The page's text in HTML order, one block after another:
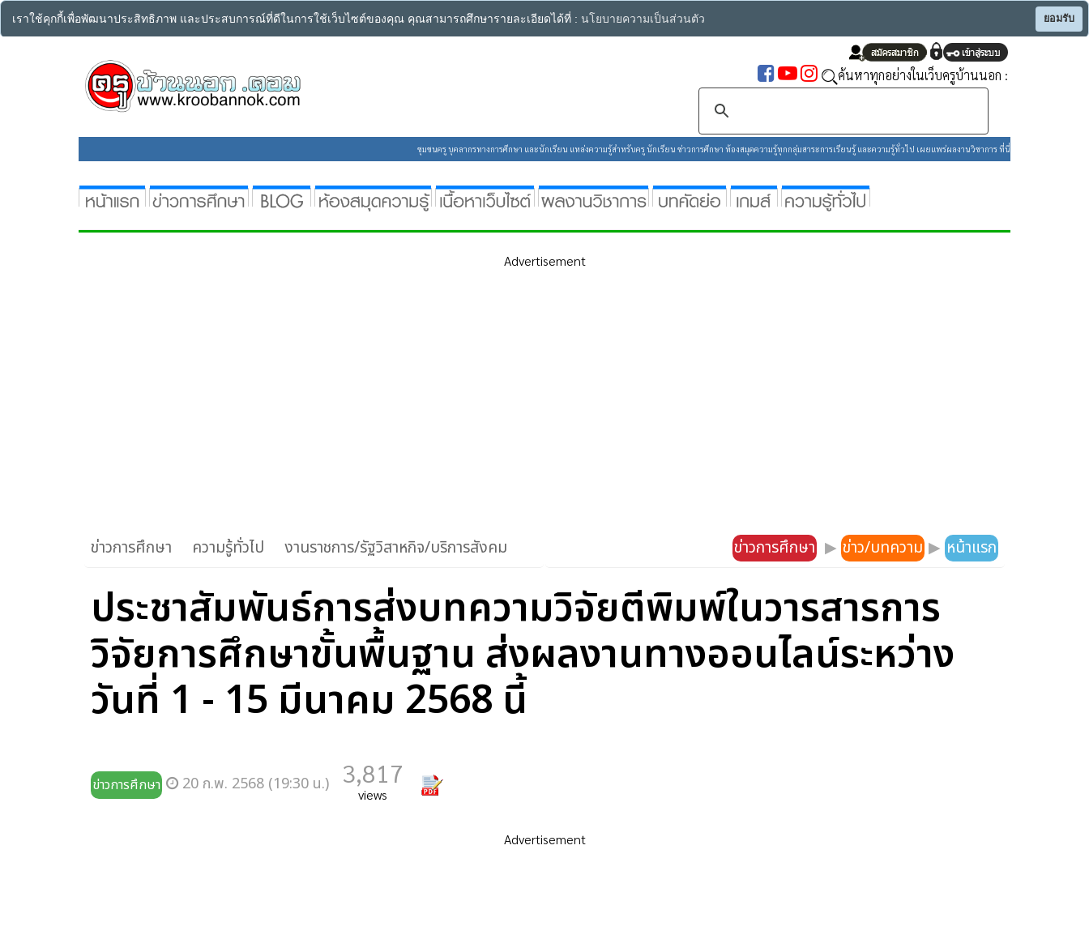
เราใช้คุกกี้เพื่อพัฒนาประสิทธิภาพ และประสบการณ์ที่ดีในการใช้เว็บไซต์ของคุณ คุณสามารถศึกษารายละเอียดได้ที่ : นโยบายความเป็นส่วนตัว ยอมรับ
ค้นหาทุกอย่างในเว็บครูบ้านนอก :
ชุมชนครู บุคลากรทางการศึกษา และนักเรียน แหล่งความรู้สำหรับครู นักเรียน ข่าวการศึกษา ห้องสมุดความรู้ทุกกลุ่มสาระการเรียนรู้ และความรู้ทั่วไป เผยแพร่ผลงานวิชาการ ที่นี่
Advertisement
ข่าวการศึกษา ความรู้ทั่วไป งานราชการ/รัฐวิสาหกิจ/บริการสังคม ข่าวการศึกษา ▶ ข่าว/บทความ ▶ หน้าแรก
ประชาสัมพันธ์การส่งบทความวิจัยตีพิมพ์ในวารสารการ
วิจัยการศึกษาขั้นพื้นฐาน ส่งผลงานทางออนไลน์ระหว่าง
วันที่ 1 - 15 มีนาคม 2568 นี้
ข่าวการศึกษา 20 ก.พ. 2568 (19:30 น.) 3,817
views
Advertisement